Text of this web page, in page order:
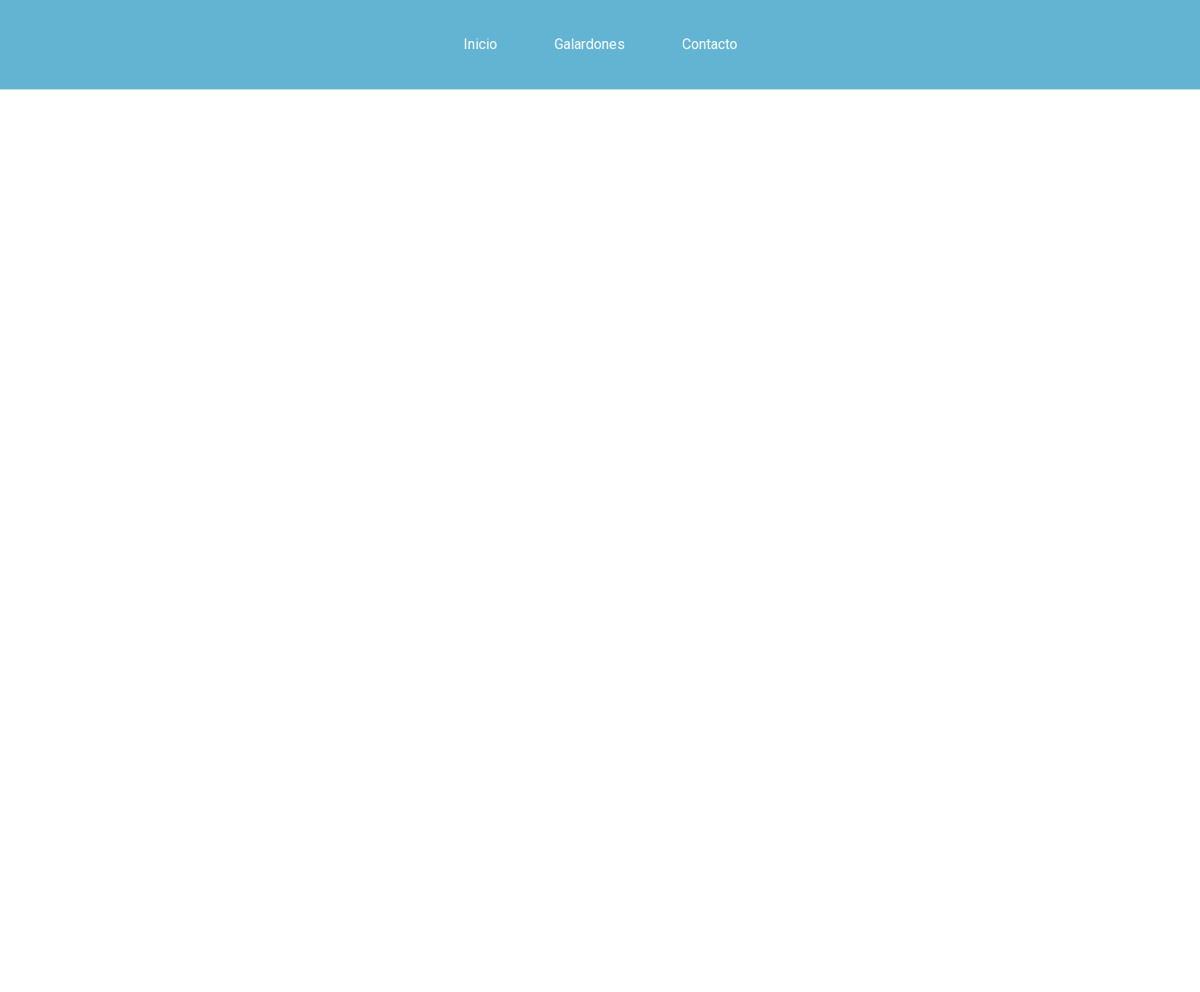
Inicio Galardones Contacto